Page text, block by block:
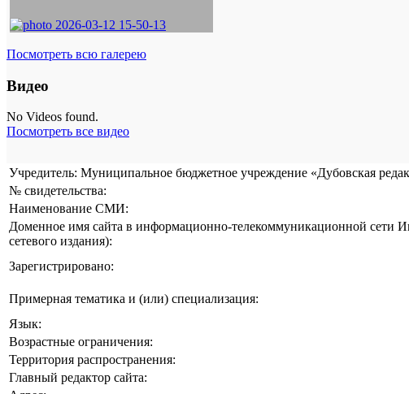
Посмотреть всю галерею
Видео
No Videos found.
Посмотреть все видео
Учредитель: Муниципальное бюджетное учреждение «Дубовская
№ свидетельства:
Наименование СМИ:
Доменное имя сайта в информационно-телекоммуникационной сети
сетевого издания):
Зарегистрировано:
Примерная тематика и (или) специализация:
Язык:
Возрастные ограничения:
Территория распространения:
Главный редактор сайта: